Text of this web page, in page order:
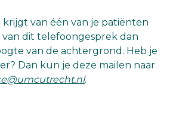
krijgt van één van je patiënten
van dit telefoongesprek dan
van de achtergrond. Heb je
Dan kun je deze mailen naar
.